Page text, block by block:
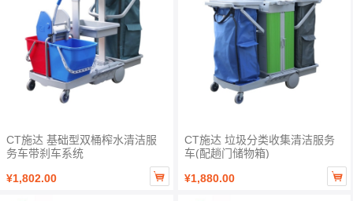
CT施达 基础型双桶榨水清洁服
务车带刹车系统
¥1,802.00

CT施达 垃圾分类收集清洁服务
车(配趟门储物箱)
¥1,880.00
